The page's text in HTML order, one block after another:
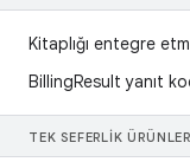
Kitaplığı entegre
BillingResult yanıt
TEK SEFERLIK ÜRÜNLER